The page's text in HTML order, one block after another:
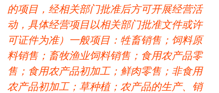
的项目，经相关部门批准后方可开展经营活
动，具体经营项目以相关部门批准文件或许
可证件为准）一般项目：牲畜销售；饲料原
料销售；畜牧渔业饲料销售；食用农产品零
售；食用农产品初加工；鲜肉零售；非食用
农产品初加工；草种植；农产品的生产、销